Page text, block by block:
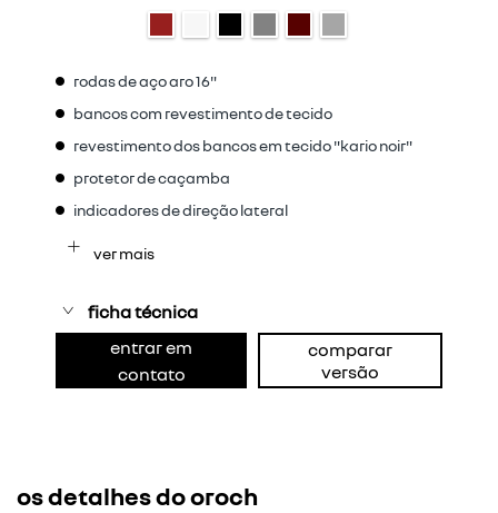
rodas de aço aro 16"
bancos com revestimento de tecido
revestimento dos bancos em tecido "kario noir"
protetor de caçamba
indicadores de direção lateral
ver mais
ficha técnica
entrar em
contato
comparar
versão
os detalhes do oroch